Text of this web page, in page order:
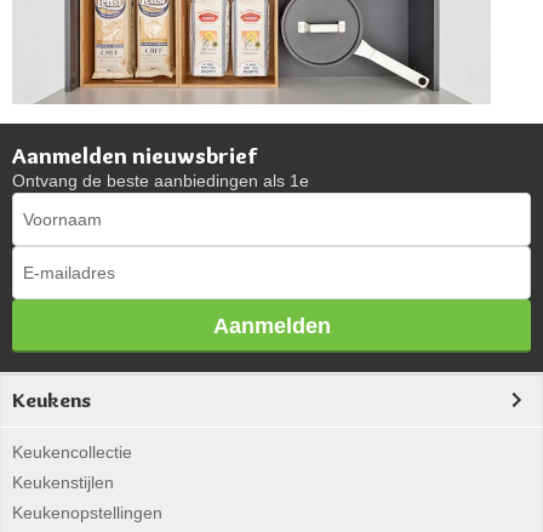
Aanmelden nieuwsbrief
Ontvang de beste aanbiedingen als 1e
Aanmelden
Keukens
Keukencollectie
Keukenstijlen
Keukenopstellingen